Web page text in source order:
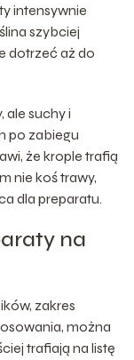
intensywnie
szybciej
dotrzeć aż do
ale suchy i
po zabiegu
że krople trafią
nie koś trawy,
dla preparatu.
na
zakres
można
trafiają na listę